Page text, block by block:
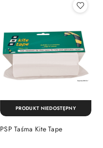
PSP Taśma Kite Tape
PRODUKT NIEDOSTĘPNY